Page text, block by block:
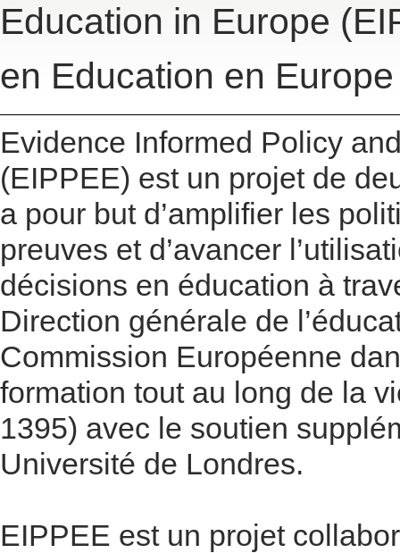
Education in Europe
en Education en
Evidence Informed Policy
(EIPPEE) est un projet de
a pour but d’amplifier les
preuves et d’avancer
décisions en éducation à
Direction générale de
Commission Européenne
formation tout au long de la
1395) avec le soutien
Université de Londres.
EIPPEE est un projet